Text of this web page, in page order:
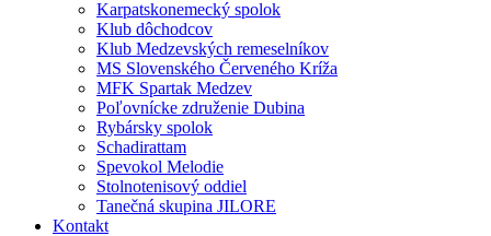
Karpatskonemecký spolok
Klub dôchodcov
Klub Medzevských remeselníkov
MS Slovenského Červeného Kríža
MFK Spartak Medzev
Poľovnícke združenie Dubina
Rybársky spolok
Schadirattam
Spevokol Melodie
Stolnotenisový oddiel
Tanečná skupina JILORE
Kontakt